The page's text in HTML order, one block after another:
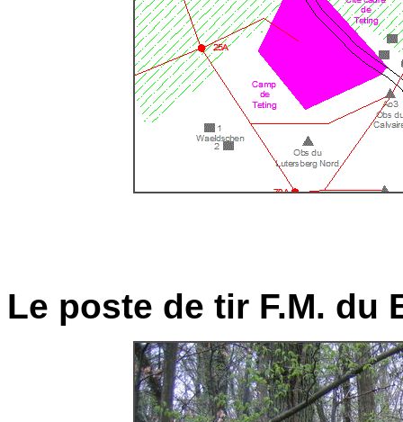
Le poste de tir F.M. du